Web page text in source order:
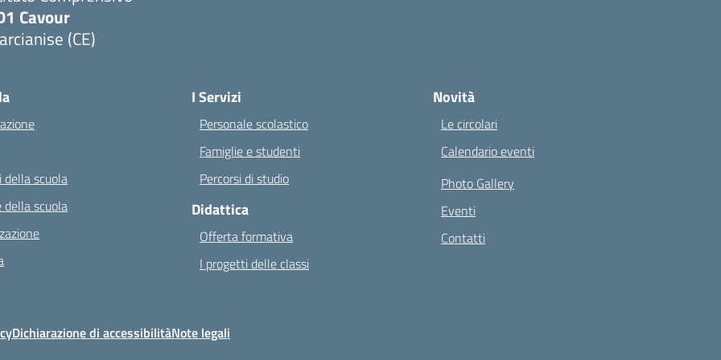
Cavour
(CE)
della scuola
della scuola
I Servizi
Personale scolastico
Famiglie e studenti
Percorsi di studio
Didattica
Offerta formativa
I progetti delle classi
Novità
Le circolari
Calendario eventi
Photo Gallery
Eventi
Contatti
Dichiarazione di accessibilitàNote legali